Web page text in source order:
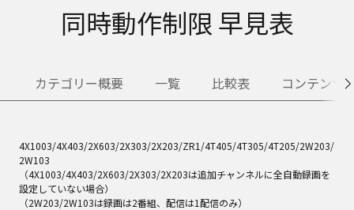
同時動作制限 早見表
カテゴリー概要 一覧 比較表 コンテンツ
4X1003/4X403/2X603/2X303/2X203/ZR1/4T405/4T305/4T205/2W203/
2W103
（4X1003/4X403/2X603/2X303/2X203は追加チャンネルに全自動録画を
設定していない場合）
（2W203/2W103は録画は2番組、配信は1配信のみ）